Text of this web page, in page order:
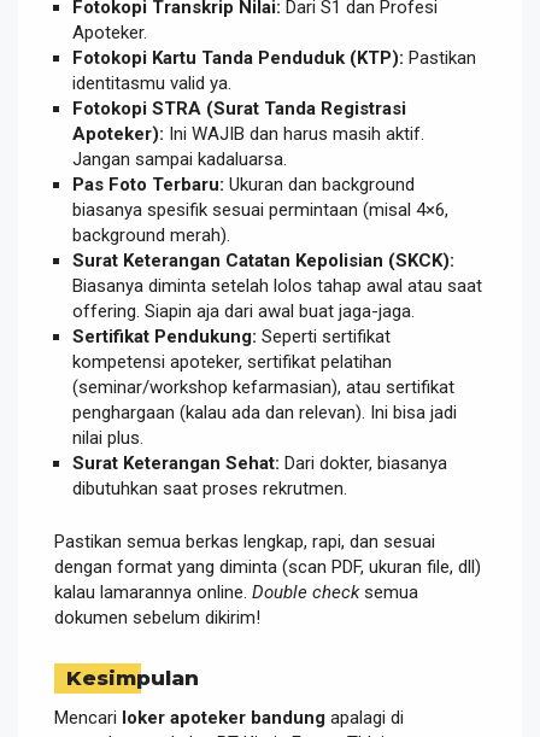
Fotokopi Transkrip Nilai: Dari S1 dan Profesi
Apoteker.
Fotokopi Kartu Tanda Penduduk (KTP): Pastikan
identitasmu valid ya.
Fotokopi STRA (Surat Tanda Registrasi
Apoteker): Ini WAJIB dan harus masih aktif.
Jangan sampai kadaluarsa.
Pas Foto Terbaru: Ukuran dan background
biasanya spesifik sesuai permintaan (misal 4×6,
background merah).
Surat Keterangan Catatan Kepolisian (SKCK):
Biasanya diminta setelah lolos tahap awal atau saat
offering. Siapin aja dari awal buat jaga-jaga.
Sertifikat Pendukung: Seperti sertifikat
kompetensi apoteker, sertifikat pelatihan
(seminar/workshop kefarmasian), atau sertifikat
penghargaan (kalau ada dan relevan). Ini bisa jadi
nilai plus.
Surat Keterangan Sehat: Dari dokter, biasanya
dibutuhkan saat proses rekrutmen.
Pastikan semua berkas lengkap, rapi, dan sesuai
dengan format yang diminta (scan PDF, ukuran file, dll)
kalau lamarannya online. Double checksemua
dokumen sebelum dikirim!
Kesimpulan
Mencari loker apoteker bandung apalagi di